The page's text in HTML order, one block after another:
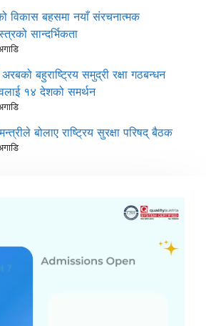
विकास बहसमा नयाँ संरचनात्मक
सान्दर्भिकता
बहुराष्ट्रिय समुद्री रक्षा गठबन्धन
१४ देशको समर्थन
बोलाए राष्ट्रिय सुरक्षा परिषद् बैठक